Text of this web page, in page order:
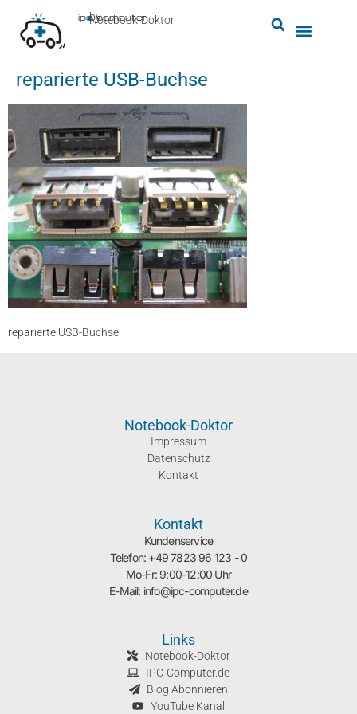
Notebook-Doktor
by
■
ipc-computer
reparierte USB-Buchse
reparierte USB-Buchse
Notebook-Doktor
Impressum
Datenschutz
Kontakt
Kontakt
Kundenservice
Telefon: +49 7823 96 123 - 0
Mo-Fr: 9:00-12:00 Uhr
E-Mail: info@ipc-computer.de
Links
Notebook-Doktor
IPC-Computer.de
Blog Abonnieren
YouTube Kanal